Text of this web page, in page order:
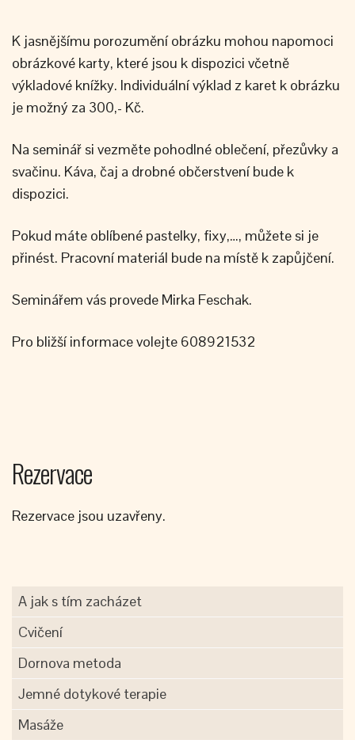
K jasnějšímu porozumění obrázku mohou napomoci
obrázkové karty, které jsou k dispozici včetně
výkladové knížky. Individuální výklad z karet k obrázku
je možný za 300,- Kč.
Na seminář si vezměte pohodlné oblečení, přezůvky a
svačinu. Káva, čaj a drobné občerstvení bude k
dispozici.
Pokud máte oblíbené pastelky, fixy,…, můžete si je
přinést. Pracovní materiál bude na místě k zapůjčení.
Seminářem vás provede Mirka Feschak.
Pro bližší informace volejte 608921532
Rezervace
Rezervace jsou uzavřeny.
A jak s tím zacházet
Cvičení
Dornova metoda
Jemné dotykové terapie
Masáže